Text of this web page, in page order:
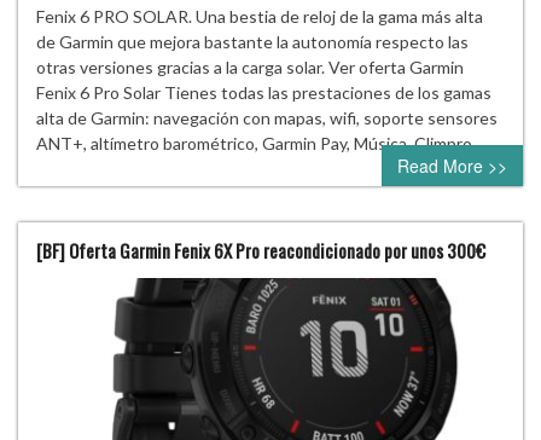
Fenix 6 PRO SOLAR. Una bestia de reloj de la gama más alta
de Garmin que mejora bastante la autonomía respecto las
otras versiones gracias a la carga solar. Ver oferta Garmin
Fenix 6 Pro Solar Tienes todas las prestaciones de los gamas
alta de Garmin: navegación con mapas, wifi, soporte sensores
ANT+, altímetro barométrico, Garmin Pay, Música, Climpro,…
Read More >>
[BF] Oferta Garmin Fenix 6X Pro reacondicionado por unos 300€